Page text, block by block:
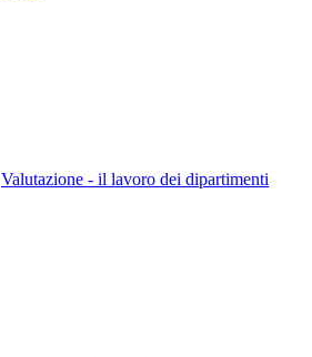
Valutazione - il lavoro dei dipartimenti